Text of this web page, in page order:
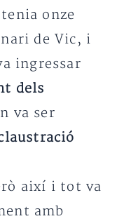
onze
de Vic, i
ingressar
dels
va ser
així i tot va
amb